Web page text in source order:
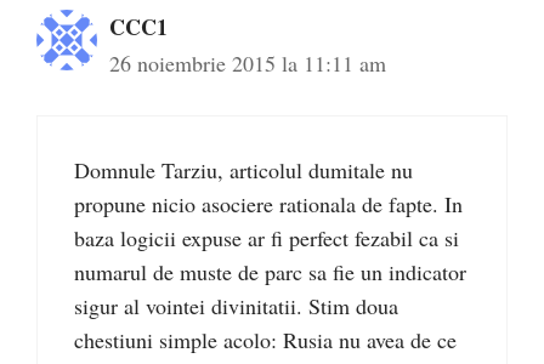
CCC1
26 noiembrie 2015 la 11:11 am
Domnule Tarziu, articolul dumitale nu
propune nicio asociere rationala de fapte. In
baza logicii expuse ar fi perfect fezabil ca si
numarul de muste de parc sa fie un indicator
sigur al vointei divinitatii. Stim doua
chestiuni simple acolo: Rusia nu avea de ce